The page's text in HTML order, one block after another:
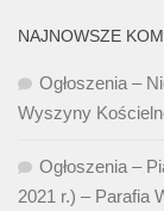
NAJNOWSZE
Ogłoszenia –
Wyszyny
Ogłoszenia –
2021 r.) – Parafia